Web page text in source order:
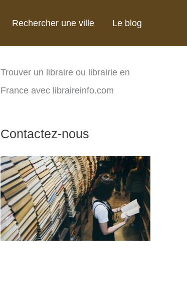
Rechercher une ville Le blog
Trouver un libraire ou librairie en
France avec libraireinfo.com
Contactez-nous